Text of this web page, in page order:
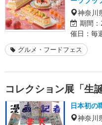
神奈川
期間：
催日：毎
グルメ・フードフェス
コレクション展「生
日本初の
神奈川